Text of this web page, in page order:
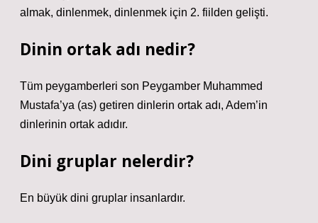
almak, dinlenmek, dinlenmek için 2. fiilden gelişti.
Dinin ortak adı nedir?
Tüm peygamberleri son Peygamber Muhammed
Mustafa’ya (as) getiren dinlerin ortak adı, Adem’in
dinlerinin ortak adıdır.
Dini gruplar nelerdir?
En büyük dini gruplar insanlardır.